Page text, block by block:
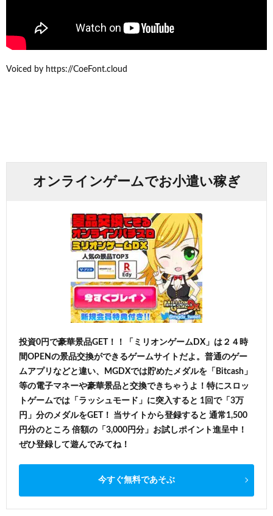
Voiced by https://CoeFont.cloud
オンラインゲームでお小遣い稼ぎ
投資0円で豪華景品GET！！「ミリオンゲームDX」は２４時
間OPENの景品交換ができるゲームサイトだよ。普通のゲー
ムアプリなどと違い、MGDXでは貯めたメダルを「Bitcash」
等の電子マネーや豪華景品と交換できちゃうよ！特にスロッ
トゲームでは「ラッシュモード」に突入すると 1回で「3万
円」分のメダルをGET！ 当サイトから登録すると 通常1,500
円分のところ 倍額の「3,000円分」お試しポイント進呈中！
ぜひ登録して遊んでみてね！
今すぐ無料であそぶ